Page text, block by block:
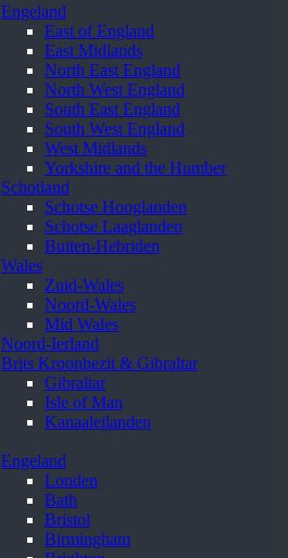
Engeland
East of England
East Midlands
North East England
North West England
South East England
South West England
West Midlands
Yorkshire and the Humber
Schotland
Schotse Hooglanden
Schotse Laaglanden
Buiten-Hebriden
Wales
Zuid-Wales
Noord-Wales
Mid Wales
Noord-Ierland
Brits Kroonbezit & Gibraltar
Gibraltar
Isle of Man
Kanaaleilanden
Engeland
Londen
Bath
Bristol
Birmingham